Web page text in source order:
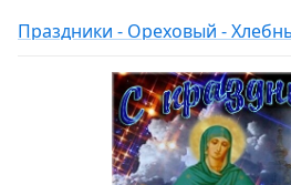
Праздники - Ореховый -